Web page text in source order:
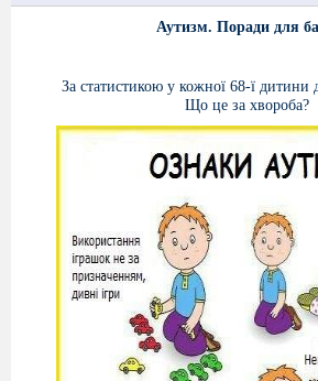
Аутизм. Поради для
За статистикою у кожної 68-ї дитини
Що це за хвороба?